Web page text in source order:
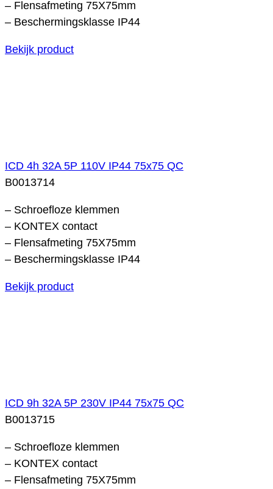
– Flensafmeting 75X75mm
– Beschermingsklasse IP44
Bekijk product
ICD 4h 32A 5P 110V IP44 75x75 QC
B0013714
– Schroefloze klemmen
– KONTEX contact
– Flensafmeting 75X75mm
– Beschermingsklasse IP44
Bekijk product
ICD 9h 32A 5P 230V IP44 75x75 QC
B0013715
– Schroefloze klemmen
– KONTEX contact
– Flensafmeting 75X75mm